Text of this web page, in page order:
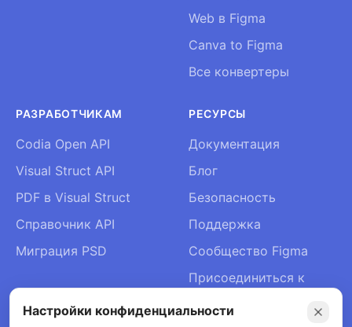
Web в Figma
Canva to Figma
Все конвертеры
РАЗРАБОТЧИКАМ
Codia Open API
Visual Struct API
PDF в Visual Struct
Справочник API
Миграция PSD
РЕСУРСЫ
Документация
Блог
Безопасность
Поддержка
Сообщество Figma
Присоединиться к
Настройки конфиденциальности